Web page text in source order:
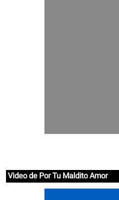
Video de Por Tu Maldito Amor